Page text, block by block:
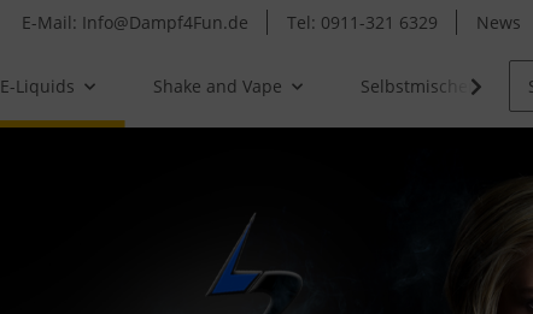
E-Mail: Info@Dampf4Fun.de Tel: 0911-321 6329 News
E-Liquids Shake and Vape Selbstmischer